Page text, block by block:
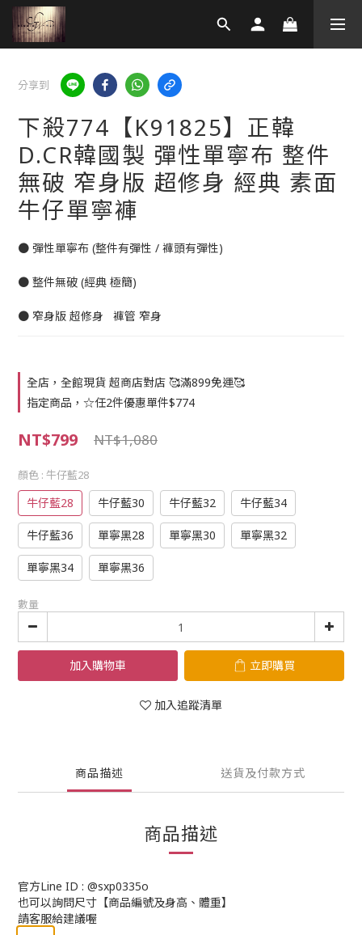
分享到
下殺774【K91825】正韓
D.CR韓國製 彈性單寧布 整件
無破 窄身版 超修身 經典 素面
牛仔單寧褲
● 彈性單寧布 (整件有彈性 / 褲頭有彈性)
● 整件無破 (經典 極簡)
● 窄身版 超修身   褲管 窄身
全店，全館現貨 超商店對店 🥰滿899免運🥰
指定商品，☆任2件優惠單件$774
NT$799 NT$1,080
顏色 : 牛仔藍28
牛仔藍28 牛仔藍30 牛仔藍32 牛仔藍34
牛仔藍36 單寧黑28 單寧黑30 單寧黑32
單寧黑34 單寧黑36
數量
加入購物車 立即購買
加入追蹤清單
商品描述 送貨及付款方式
商品描述
官方Line ID : @sxp0335o
也可以詢問尺寸【商品編號及身高、體重】
請客服給建議喔